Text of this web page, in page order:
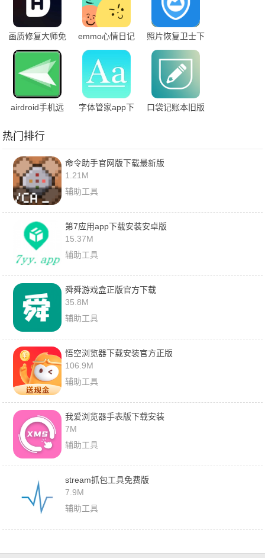
画质修复大师免
费版
emmo心情日记
安卓版
照片恢复卫士下
载安卓版
airdroid手机远
字体管家app下
口袋记账本旧版
热门排行
命令助手官网版下载最新版
1.21M
辅助工具
第7应用app下载安装安卓版
15.37M
辅助工具
舜舜游戏盒正版官方下载
35.8M
辅助工具
悟空浏览器下载安装官方正版
106.9M
辅助工具
我爱浏览器手表版下载安装
7M
辅助工具
stream抓包工具免费版
7.9M
辅助工具